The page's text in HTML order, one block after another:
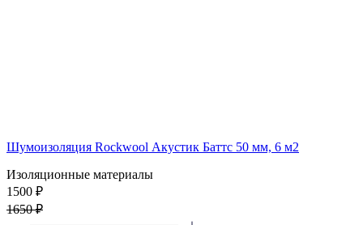
Шумоизоляция Rockwool Акустик Баттс 50 мм, 6 м2
Изоляционные материалы
1500 ₽
1650 ₽